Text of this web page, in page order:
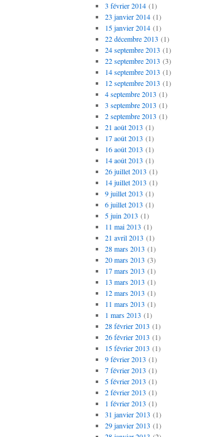
3 février 2014(1)
23 janvier 2014(1)
15 janvier 2014(1)
22 décembre 2013 (1)
24 septembre 2013 (1)
22 septembre 2013 (3)
14 septembre 2013 (1)
12 septembre 2013 (1)
4 septembre 2013 (1)
3 septembre 2013 (1)
2 septembre 2013 (1)
21 août 2013 (1)
17 août 2013 (1)
16 août 2013 (1)
14 août 2013 (1)
26 juillet 2013 (1)
14 juillet 2013 (1)
9 juillet 2013 (1)
6 juillet 2013 (1)
5 juin 2013 (1)
11 mai 2013 (1)
21 avril 2013 (1)
28 mars 2013 (1)
20 mars 2013 (3)
17 mars 2013 (1)
13 mars 2013 (1)
12 mars 2013 (1)
11 mars 2013 (1)
1 mars 2013 (1)
28 février 2013 (1)
26 février 2013 (1)
15 février 2013 (1)
9 février 2013 (1)
7 février 2013 (1)
5 février 2013 (1)
2 février 2013 (1)
1 février 2013 (1)
31 janvier 2013 (1)
29 janvier 2013 (1)